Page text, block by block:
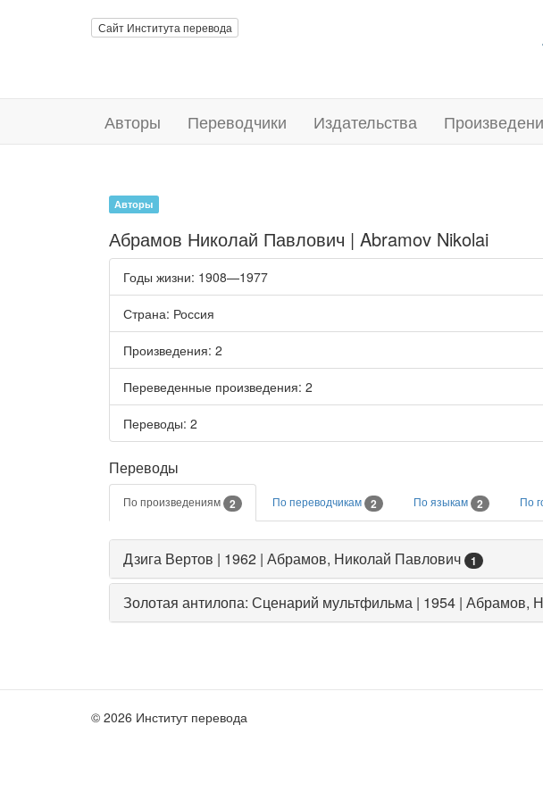
Сайт Института перевода
Авторы Переводчики Издательства
Авторы
Абрамов Николай Павлович | Abramov Nikolai
Годы жизни: 1908—1977
Страна: Россия
Произведения: 2
Переведенные произведения: 2
Переводы: 2
Переводы
По произведениям 2 По переводчикам 2 По языкам 2 По
Дзига Вертов | 1962 | Абрамов, Николай Павлович 1
Золотая антилопа: Сценарий мультфильма | 1954 | Абрамов,
© 2026 Институт перевода